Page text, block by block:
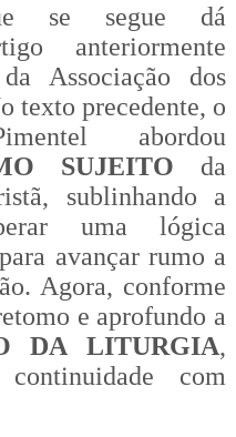
se segue dá
anteriormente
Associação dos
texto precedente, o
abordou
SUJEITO da
sublinhando a
uma lógica
avançar rumo a
Agora, conforme
e aprofundo a
DA LITURGIA,
continuidade com